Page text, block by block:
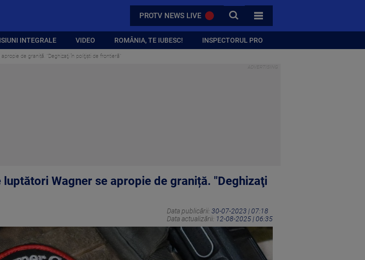
PROTV NEWS LIVE CAUTA
TOATE CATEGORIILE
INTEGRALE VIDEO ROMÂNIA, TE IUBESC! INSPECTORUL PRO
de graniță. "Deghizaţi în poliţişti de frontieră"
Wagner se apropie de graniță. "Deghizaţi
Data publicării: 30-07-2023 | 07:18
Data actualizării: 12-08-2025 | 06:35